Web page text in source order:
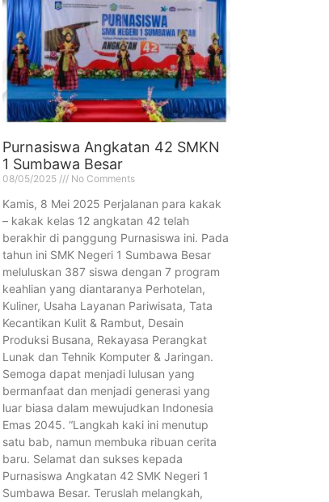
Purnasiswa Angkatan 42 SMKN
1 Sumbawa Besar
08/05/2025 No Comments
Kamis, 8 Mei 2025 Perjalanan para kakak
– kakak kelas 12 angkatan 42 telah
berakhir di panggung Purnasiswa ini. Pada
tahun ini SMK Negeri 1 Sumbawa Besar
meluluskan 387 siswa dengan 7 program
keahlian yang diantaranya Perhotelan,
Kuliner, Usaha Layanan Pariwisata, Tata
Kecantikan Kulit & Rambut, Desain
Produksi Busana, Rekayasa Perangkat
Lunak dan Tehnik Komputer & Jaringan.
Semoga dapat menjadi lulusan yang
bermanfaat dan menjadi generasi yang
luar biasa dalam mewujudkan Indonesia
Emas 2045. “Langkah kaki ini menutup
satu bab, namun membuka ribuan cerita
baru. Selamat dan sukses kepada
Purnasiswa Angkatan 42 SMK Negeri 1
Sumbawa Besar. Teruslah melangkah,